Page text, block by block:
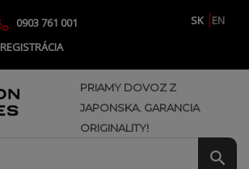
0903 761 001 SK
EN
REGISTRÁCIA
PRIAMY DOVOZ Z
JAPONSKA. GARANCIA
ORIGINALITY!